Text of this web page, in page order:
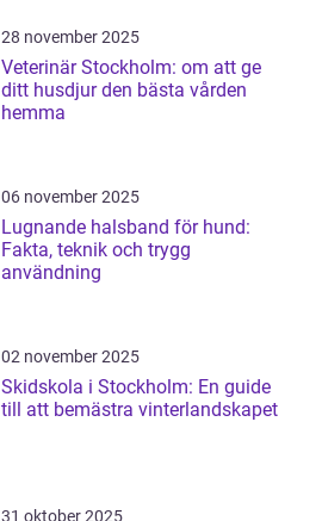
28 november 2025
Veterinär Stockholm: om att ge
ditt husdjur den bästa vården
hemma
06 november 2025
Lugnande halsband för hund:
Fakta, teknik och trygg
användning
02 november 2025
Skidskola i Stockholm: En guide
till att bemästra vinterlandskapet
31 oktober 2025